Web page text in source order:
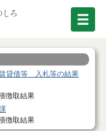
貸借等 入札等の結果
徴取結果
徴取結果